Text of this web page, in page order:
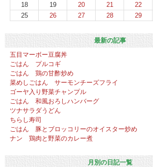
18
19 20 21 22
25
26 27 28 29
最新の記事
五目マーボー豆腐丼
ごはん プルコギ
ごはん 鶏の甘酢炒め
菜めしごはん サーモンチーズフライ
ゴーヤ入り野菜チャンプル
ごはん 和風おろしハンバーグ
ツナサラダうどん
ちらし寿司
ごはん 豚とブロッコリーのオイスター炒め
ナン 鶏肉と野菜のカレー煮
月別の日記一覧